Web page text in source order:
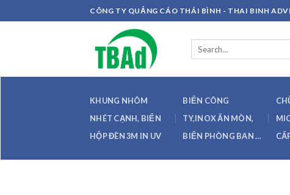
to
CÔNG TY QUẢNG CÁO THÁI BÌNH - THAI BINH
KHUNG NHÔM
NHÉT CẠNH, BIỂN
HỘP ĐÈN 3M IN UV
BIỂN CÔNG
TY,INOX ĂN MÒN,
BIỂN PHÒNG BAN …